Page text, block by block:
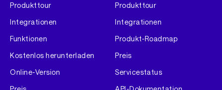
Produkttour
Integrationen
Funktionen
Kostenlos herunterladen
Online-Version
Produkttour
Integrationen
Produkt-Roadmap
Preis
Servicestatus